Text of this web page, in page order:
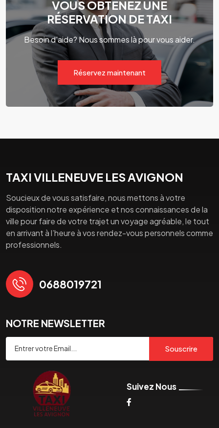
VOUS OBTENEZ UNE
RÉSERVATION DE TAXI
Besoin d'aide? Nous sommes là pour vous aider.
Réservez maintenant
TAXI VILLENEUVE LES AVIGNON
Soucieux de vous satisfaire, nous mettons à votre
disposition notre expérience et nos connaissances de la
ville pour faire de votre trajet un voyage agréable, le tout
en arrivant à l’heure à vos rendez-vous personnels comme
professionnels.
0688019721
NOTRE NEWSLETTER
Souscrire
Suivez Nous